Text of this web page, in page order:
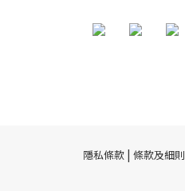
隱私條款| 條款及細則